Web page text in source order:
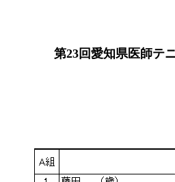
第23回愛知県医師テ